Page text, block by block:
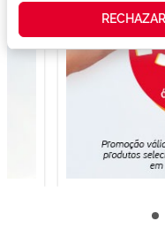
contenidos
personalizados
para ti gracias
a un perfil
(por ejemplo,